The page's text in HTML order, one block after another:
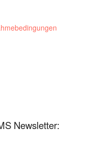
Newsletter: